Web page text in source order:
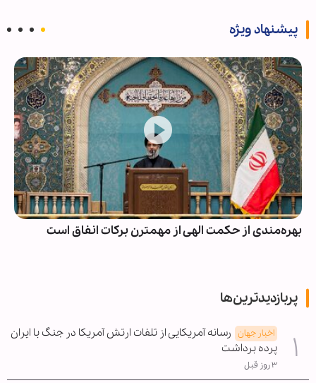
پیشنهاد ویژه
بهره‌مندی از حکمت الهی از مهمترن برکات انفاق است
پربازدیدترین‌ها
اخبار جهان رسانه آمریکایی از تلفات ارتش آمریکا در جنگ با ایران
پرده برداشت
۳ روز قبل